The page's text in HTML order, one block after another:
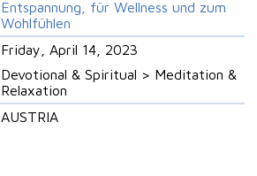
Entspannung, für Wellness und zum
Wohlfühlen
Friday, April 14, 2023
Devotional & Spiritual > Meditation &
Relaxation
AUSTRIA